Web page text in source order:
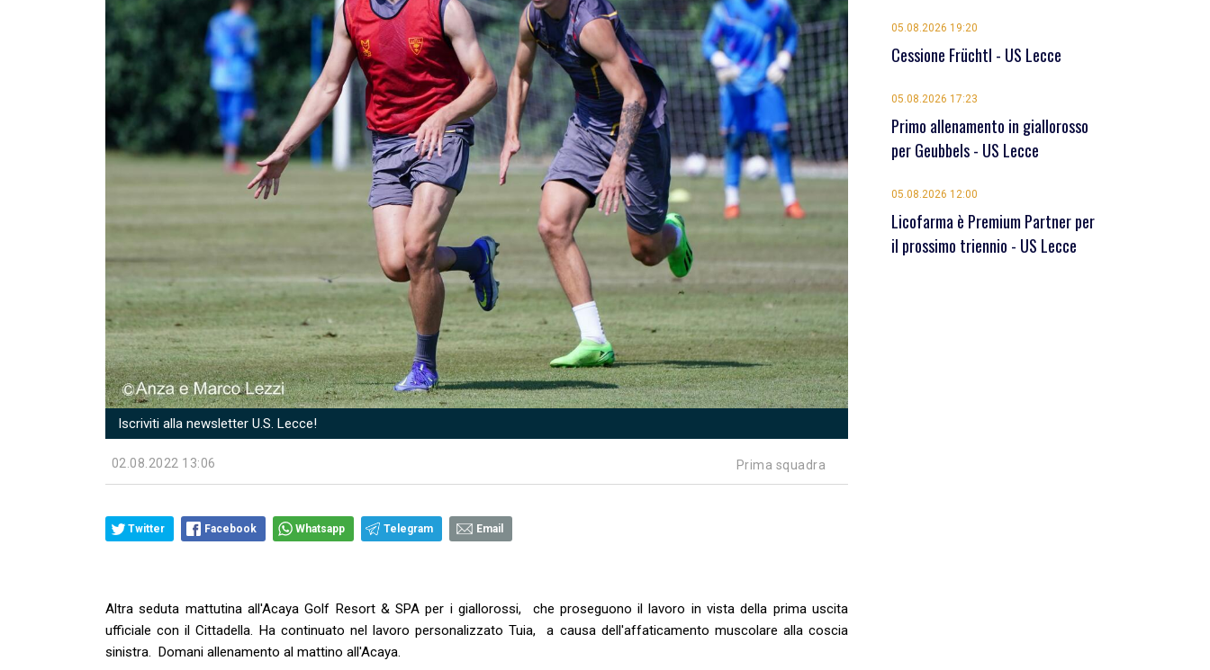
Iscriviti alla newsletter U.S. Lecce!
02.08.2022 13:06 Prima squadra
Twitter Facebook Whatsapp Telegram Email
Altra seduta mattutina all'Acaya Golf Resort & SPA per i giallorossi, che proseguono il lavoro in vista della prima uscita
ufficiale con il Cittadella. Ha continuato nel lavoro personalizzato Tuia, a causa dell'affaticamento muscolare alla coscia
sinistra. Domani allenamento al mattino all'Acaya.
05.08.2026 19:20
Cessione Früchtl - US Lecce
05.08.2026 17:23
Primo allenamento in giallorosso
per Geubbels - US Lecce
05.08.2026 12:00
Licofarma è Premium Partner per
il prossimo triennio - US Lecce